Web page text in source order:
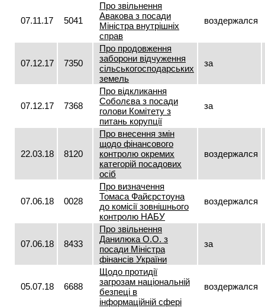
07.11.17 5041
Про звільнення
Авакова з посади
Міністра внутрішніх
справ
воздержался
07.12.17 7350
Про продовження
заборони відчуження
сільськогосподарських
земель
за
07.12.17 7368
Про відкликання
Соболєва з посади
голови Комітету з
питань корупції
за
22.03.18 8120
Про внесення змін
щодо фінансового
контролю окремих
категорій посадових
осіб
воздержался
07.06.18 0028
Про визначення
Томаса Файєрстоуна
до комісії зовнішнього
контролю НАБУ
воздержался
07.06.18 8433
Про звільнення
Данилюка О.О. з
посади Міністра
фінансів України
за
05.07.18 6688
Щодо протидії
загрозам національній
безпеці в
інформаційній сфері
воздержался